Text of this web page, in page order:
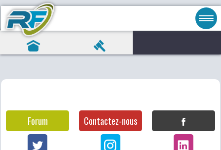
Forum Contactez-nous